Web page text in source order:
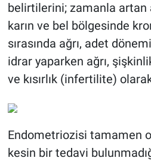
belirtilerini; zamanla artan
karın ve bel bölgesinde
sırasında ağrı, adet
idrar yaparken ağrı,
ve kısırlık (infertilite)
Endometriozisi tamamen
kesin bir tedavi